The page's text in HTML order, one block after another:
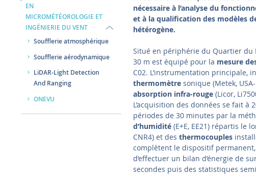
EN
MICROMÉTÉOROLOGIE ET
INGÉNIERIE DU VENT
Soufflerie atmosphérique
Soufflerie aérodynamique
LiDAR-Light Detection
And Ranging
ONEVU
nécessaire à l’analyse du
et à la qualification des modèles
hétérogène.
Situé en périphérie du Quartier du
30 m est équipé pour la mesure
C02. L’instrumentation principale,
thermomètre sonique (Metek,
absorption infra-rouge (Licor,
L’acquisition des données se fait à
périodes de 30 minutes par la
d’humidité(E+E, EE21) répartis le
CNR4) et des thermocouples
complètent le dispositif
d’effectuer un bilan d’énergie de
secondes puis des statistiques